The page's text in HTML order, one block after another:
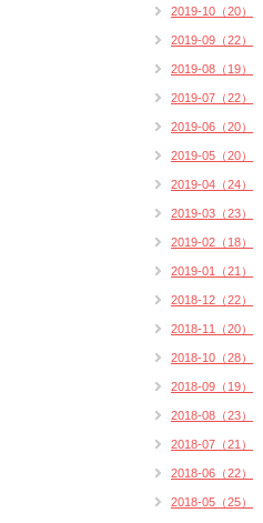
2019-10（20）
2019-09（22）
2019-08（19）
2019-07（22）
2019-06（20）
2019-05（20）
2019-04（24）
2019-03（23）
2019-02（18）
2019-01（21）
2018-12（22）
2018-11（20）
2018-10（28）
2018-09（19）
2018-08（23）
2018-07（21）
2018-06（22）
2018-05（25）